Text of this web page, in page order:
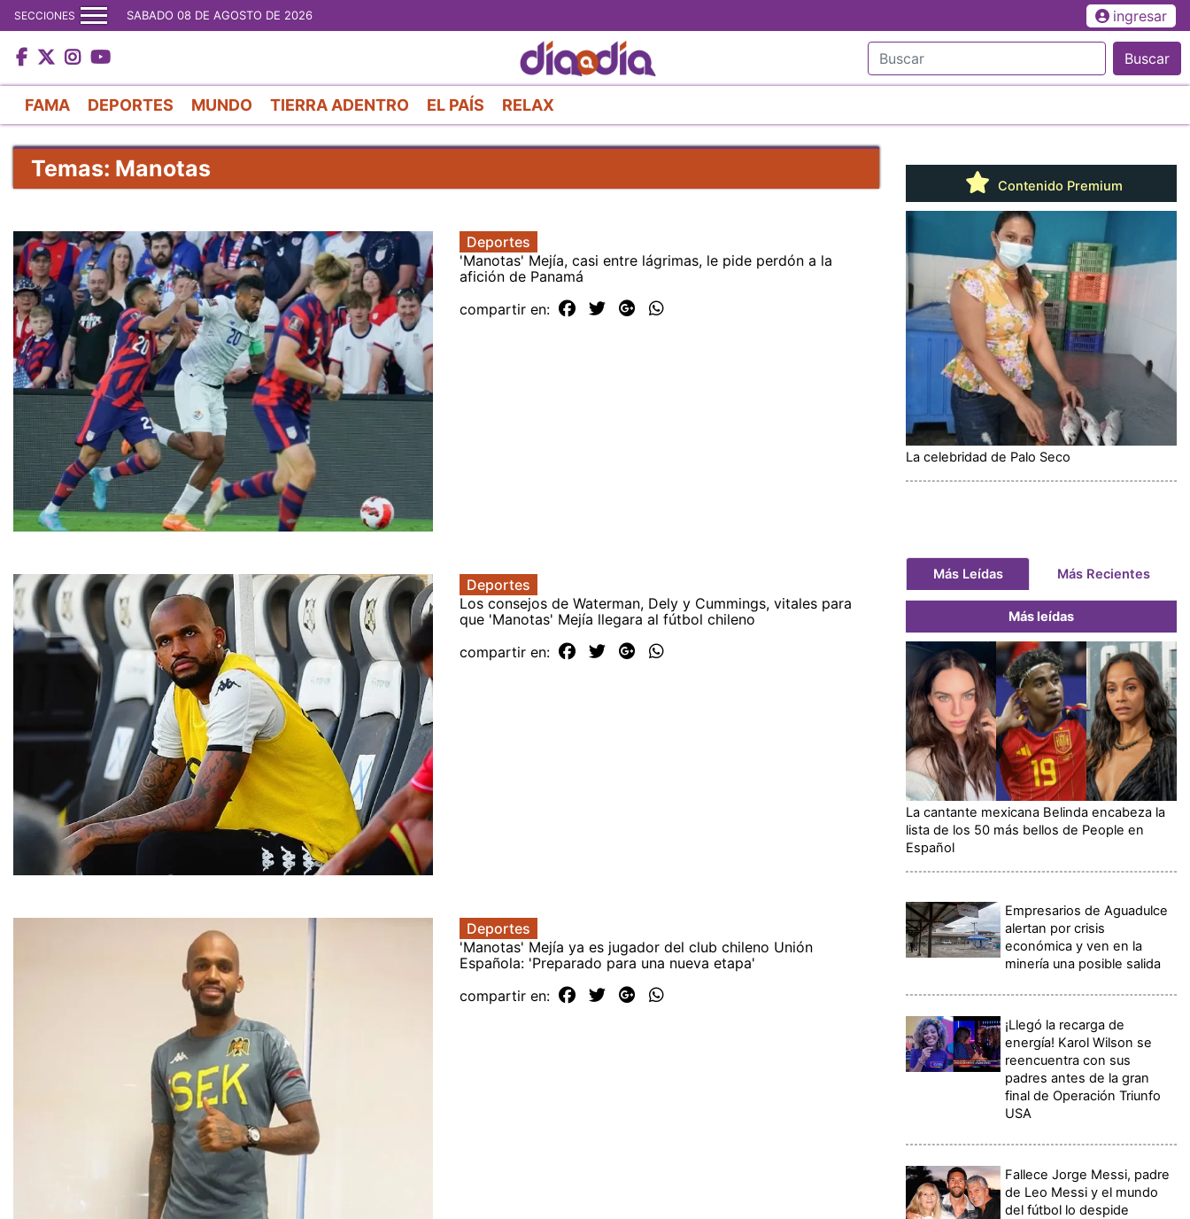
al
contenido
principal
SECCIONES SABADO 08 DE AGOSTO DE 2026 ingresar
Buscar
FAMA DEPORTES MUNDO TIERRA ADENTRO EL PAÍS RELAX
Temas: Manotas
Deportes
'Manotas' Mejía, casi entre lágrimas, le pide perdón a la
afición de Panamá
compartir en:
Deportes
Los consejos de Waterman, Dely y Cummings, vitales para
que 'Manotas' Mejía llegara al fútbol chileno
compartir en:
Deportes
'Manotas' Mejía ya es jugador del club chileno Unión
Española: 'Preparado para una nueva etapa'
compartir en:
Contenido Premium
La celebridad de Palo Seco
Más Leídas Más Recientes
Más leídas
La cantante mexicana Belinda encabeza la
lista de los 50 más bellos de People en
Español
Empresarios de Aguadulce
alertan por crisis
económica y ven en la
minería una posible salida
¡Llegó la recarga de
energía! Karol Wilson se
reencuentra con sus
padres antes de la gran
final de Operación Triunfo
USA
Fallece Jorge Messi, padre
de Leo Messi y el mundo
del fútbol lo despide